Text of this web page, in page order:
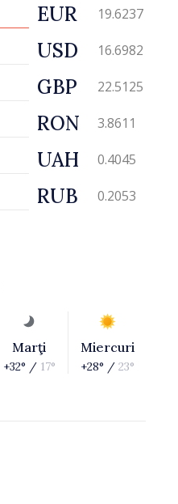
EUR 19.6237
USD 16.6982
GBP 22.5125
RON 3.8611
UAH 0.4045
RUB 0.2053
Marţi
+32° / 17°
Miercuri
+28° / 23°